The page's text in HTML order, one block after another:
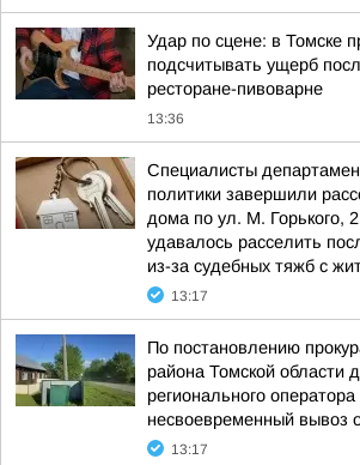
Удар по сцене: в Томске
подсчитывать ущерб
ресторане-пивоварне
13:36
Специалисты
политики завершили
дома по ул. М. Горького,
удавалось расселить
из-за судебных тяжб с
13:17
По постановлению
района Томской области
регионального
несвоевременный вывоз
13:17